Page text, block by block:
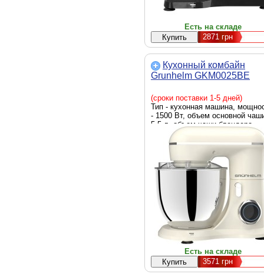
Есть на складе
2871 грн
Кухонный комбайн
Grunhelm GKM0025BE
(сроки поставки 1-5 дней)
Тип - кухонная машина,
- 1500 Вт, объем основной
5.5 л, объем чаши блендера -
отсутствует, функции -
замешивание теста, Цвет -
бежевый
Есть на складе
3571 грн